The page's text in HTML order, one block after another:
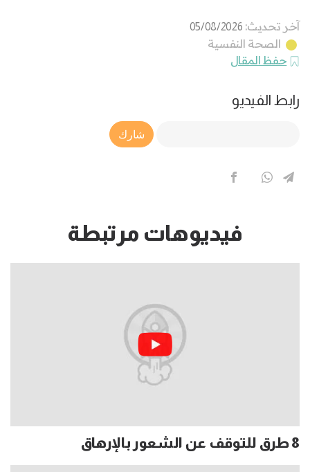
آخر تحديث: 05/08/2026
الصحة النفسية
حفظ المقال
رابط الفيديو
Article Link
شارك
فيديوهات مرتبطة
8 طرق للتوقف عن الشعور بالإرهاق